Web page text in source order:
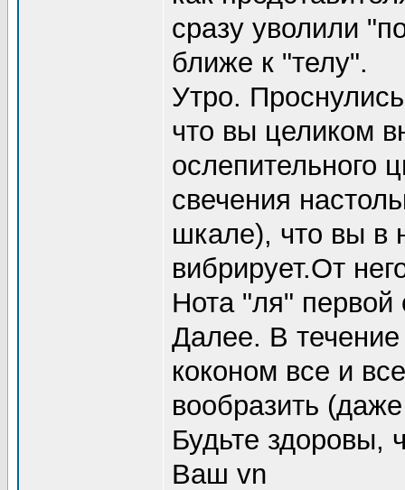
сразу уволили
ближе к "телу".
Утро.
что вы целиком
ослепительного
свечения
шкале), что вы в
вибрирует.От
Нота "ля" первой
Далее. В
коконом все и
вообразить
Будьте здоровы,
Ваш vn